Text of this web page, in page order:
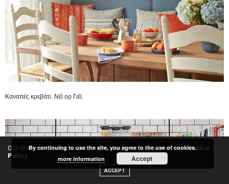
Καναπές κρεβάτι. Νέϊ ορ Γιέϊ.
Our site uses cookies. Learn more about our use of cookies:Cookie
Policy
ACCEPT
By continuing to use the site, you agree to the use of cookies.
more information
Accept